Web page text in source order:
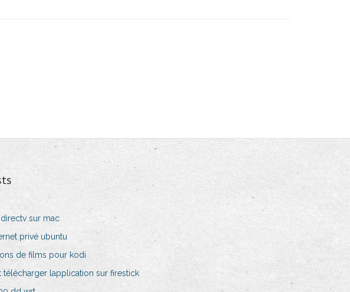
sur mac
privé ubuntu
de films pour kodi
télécharger lapplication sur firestick